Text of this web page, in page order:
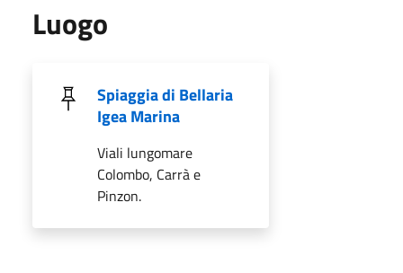
Luogo
Spiaggia di Bellaria
Igea Marina
Viali lungomare
Colombo, Carrà e
Pinzon.